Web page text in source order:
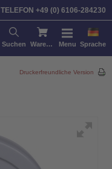
TELEFON +49 (0) 6106-284230
Suchen Warenkorb Menu Sprache
Druckerfreundliche Version